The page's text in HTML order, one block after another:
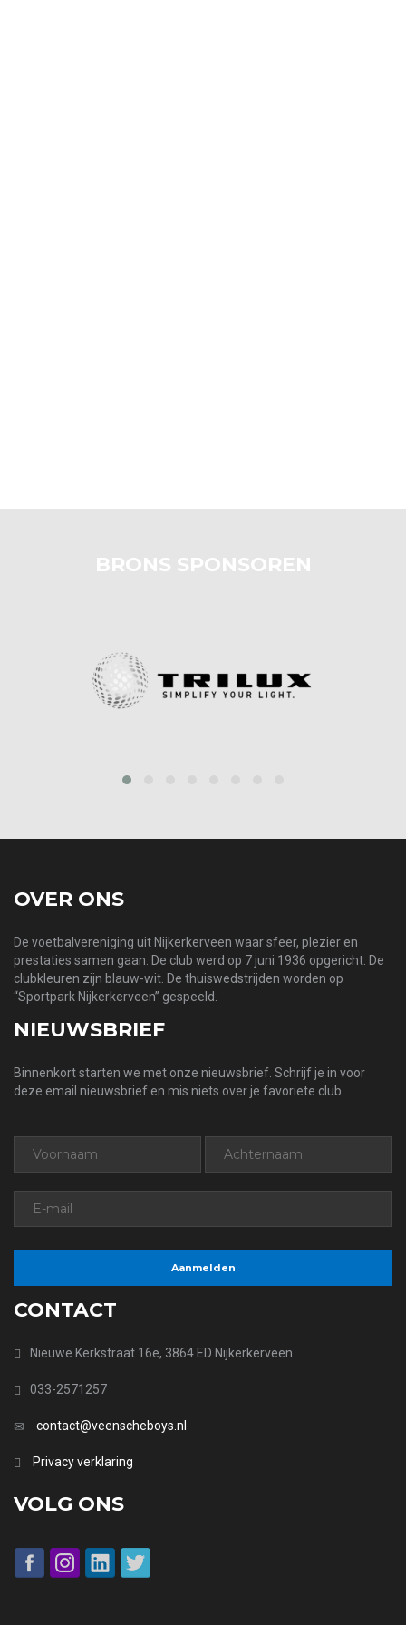
BRONS SPONSOREN
OVER ONS
De voetbalvereniging uit Nijkerkerveen waar sfeer, plezier en
prestaties samen gaan. De club werd op 7 juni 1936 opgericht. De
clubkleuren zijn blauw-wit. De thuiswedstrijden worden op
“Sportpark Nijkerkerveen” gespeeld.
NIEUWSBRIEF
Binnenkort starten we met onze nieuwsbrief. Schrijf je in voor
deze email nieuwsbrief en mis niets over je favoriete club.
CONTACT
Nieuwe Kerkstraat 16e, 3864 ED Nijkerkerveen
033-2571257
contact@veenscheboys.nl
Privacy verklaring
VOLG ONS